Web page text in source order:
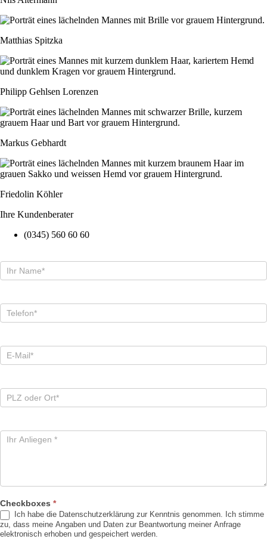
Matthias Spitzka
Philipp Gehlsen Lorenzen
Markus Gebhardt
Friedolin Köhler
Ihre Kundenberater
(0345) 560 60 60
Checkboxes *
Ich habe die Datenschutzerklärung zur Kenntnis genommen. Ich stimme
zu, dass meine Angaben und Daten zur Beantwortung meiner Anfrage
elektronisch erhoben und gespeichert werden.